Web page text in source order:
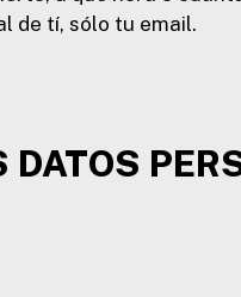
de tí, sólo tu email.